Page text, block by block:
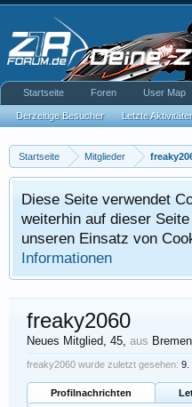
Startseite Mitglieder
Diese Seite verwendet
weiterhin auf dieser
unseren Einsatz von
Informationen
freaky2060
Neues Mitglied, 45, aus Bremen
freaky2060 wurde zuletzt gesehen: 9.
Profilnachrichten
Startseite Foren User Map
Derzeitige Besucher Letzte